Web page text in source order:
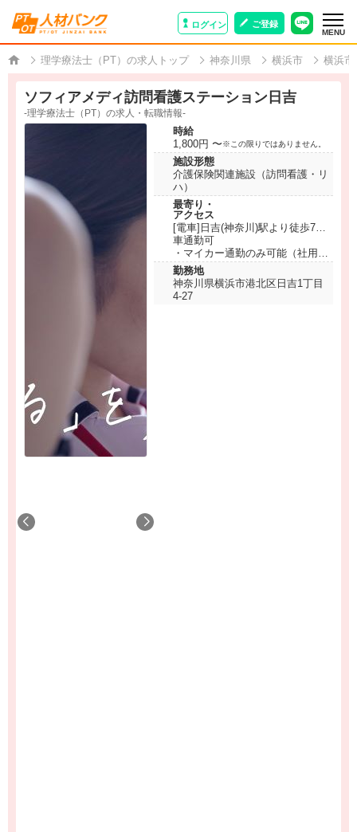
ログイン ご登録
MENU
理学療法士（PT）の求人トップ 神奈川県 横浜市 横浜市
ソフィアメディ訪問看護ステーション日吉
-理学療法士（PT）の求人・転職情報-
時給
1,800円 〜※この限りではありません。
施設形態
介護保険関連施設（訪問看護・リ
ハ）
最寄り・
アクセス
[電車]日吉(神奈川)駅より徒歩7分
車通勤可
・マイカー通勤のみ可能（社用車
通勤は不可）
ステーションの駐車場は利用不
可。ご自身で近隣の駐車場を契約
勤務地
神奈川県横浜市港北区日吉1丁目
4-27